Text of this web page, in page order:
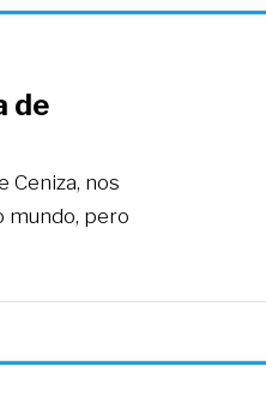
de
Ceniza, nos
mundo, pero